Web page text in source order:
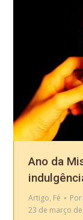
Ano da
Artigo, Fé Por
23 de março